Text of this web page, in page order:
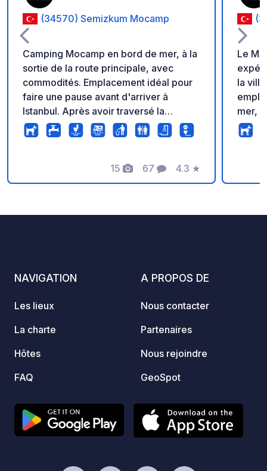
(34570) Semizkum Mocamp
Camping Mocamp en bord de mer, à la
sortie de la route principale, avec
commodités. Emplacement idéal pour
faire une pause avant d'arriver à
Istanbul. Après avoir traversé la
frontière, nous avons passé une nuit
tranquille. Peu d'ombre, jeux pour
propres. Le gros plus : l'accueil
chaleureux, avec plein de bons
15
Photos
67
Commentaires
4.3
Note
★
Le
la
mer,
en
NAVIGATION
Les lieux
La charte
Hôtes
FAQ
A PROPOS DE
Nous contacter
Partenaires
Nous rejoindre
GeoSpot